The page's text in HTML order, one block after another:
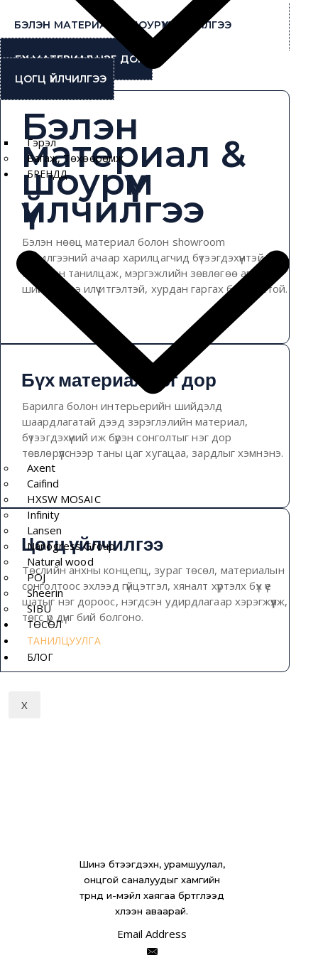
Гэрэл
Багаж, Төхөөрөмж
БРЕНДҮҮД
Axent
Caifind
HXSW MOSAIC
Infinity
Lansen
Nanogress Group
Natural wood
POJ
Sheerin
SIBU
ТӨСӨЛ
ТАНИЛЦУУЛГА
БЛОГ
X
амжилттай
хэрэгжүүлэв.
БЭЛЭН МАТЕРИАЛ & ШОУРҮҮМ ҮЙЛЧИЛГЭЭ
БҮХ МАТЕРИАЛ НЭГ ДОР
ЦОГЦ ҮЙЛЧИЛГЭЭ
Бэлэн
материал &
шоурүүм
үйлчилгээ
Бэлэн нөөц материал болон showroom
үйлчилгээний ачаар харилцагчид бүтээгдэхүүнтэй
биечлэн танилцаж, мэргэжлийн зөвлөгөө авч,
шийдвэрээ илүү итгэлтэй, хурдан гаргах боломжтой.
Бүх материал нэг дор
Барилга болон интерьерийн шийдэлд
шаардлагатай дээд зэрэглэлийн материал,
бүтээгдэхүүний иж бүрэн сонголтыг нэг дор
төвлөрүүлснээр таны цаг хугацаа, зардлыг хэмнэнэ.
Цогц үйлчилгээ
Төслийн анхны концепц, зураг төсөл, материалын
сонголтоос эхлээд гүйцэтгэл, хяналт хүртэлх бүх үе
шатыг нэг дороос, нэгдсэн удирдлагаар хэрэгжүүлж,
төгс үр дүнг бий болгоно.
Шинэ бүтээгдэхүүн, урамшуулал,
онцгой саналуудыг хамгийн
түрүүнд и-мэйл хаягаа бүртгүүлээд
хүлээн аваарай.
Email Address